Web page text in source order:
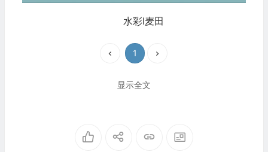
水彩l麦田
1
显示全文